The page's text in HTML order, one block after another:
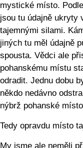
mystické místo.
jsou tu údajně ukryty
tajemnými silami.
jiných tu měl údajně
spousta. Vědci ale
pohanskému místu
odradit. Jednu dobu
někdo nedávno
nýbrž pohanské
Tedy opravdu místo
My jsme ale neměli